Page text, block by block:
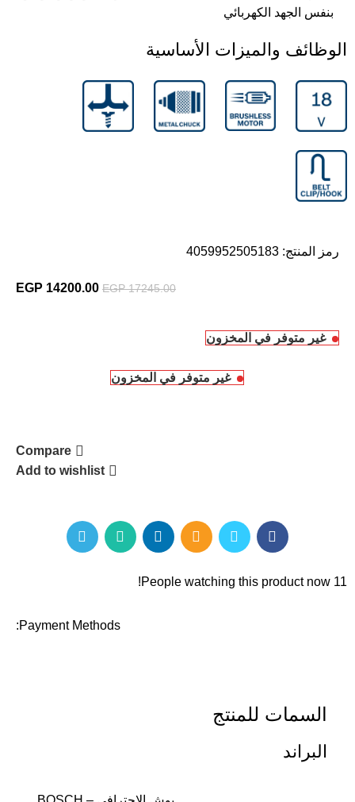
بنفس الجهد الكهربائي
الوظائف والميزات الأساسية
رمز المنتج:4059952505183
EGP17245.00
EGP 14200.00
غير متوفر في المخزون
غير متوفر في المخزون
Compare
Add to wishlist
11
People watching this product now!
Payment Methods:
السمات للمنتج
البراند